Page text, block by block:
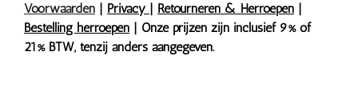
Voorwaarden
Privacy Retourneren & Herroepen
Bestelling herroepen | Onze prijzen zijn inclusief 9% of
21% BTW, tenzij anders aangegeven.